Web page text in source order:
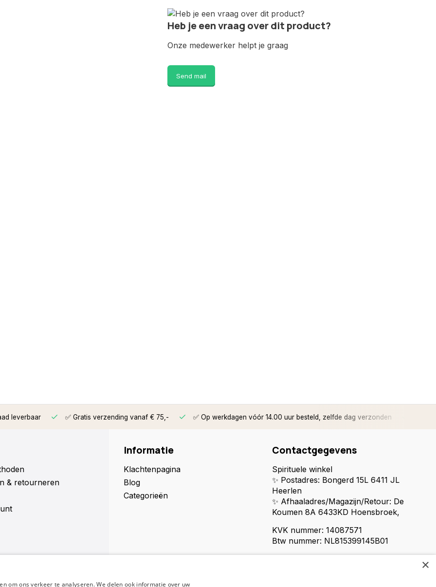
Heb je een vraag over dit product?
Onze medewerker helpt je graag
Send mail
leverbaar ✅ Gratis verzending vanaf € 75,- ✅ Op werkdagen vóór 14.00 uur besteld, zelfde dag verzonden
& retourneren
Informatie
Klachtenpagina
Blog
Categorieën
Contactgegevens
Spirituele winkel
✨ Postadres: Bongerd 15L 6411 JL
Heerlen
✨ Afhaaladres/Magazijn/Retour: De
Koumen 8A 6433KD Hoensbroek,
KVK nummer: 14087571
Btw nummer: NL815399145B01
×
om ons verkeer te analyseren. We delen ook informatie over uw